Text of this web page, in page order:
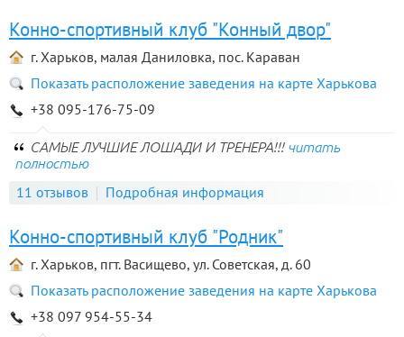
Конно-спортивный клуб "Конный двор"
г. Харьков, малая Даниловка, пос. Караван
Показать расположение заведения на карте Харькова
+38 095-176-75-09
САМЫЕ ЛУЧШИЕ ЛОШАДИ И ТРЕНЕРА!!! читать
полностью
11 отзывов Подробная информация
Конно-спортивный клуб "Родник"
г. Харьков, пгт. Васищево, ул. Советская, д. 60
Показать расположение заведения на карте Харькова
+38 097 954-55-34